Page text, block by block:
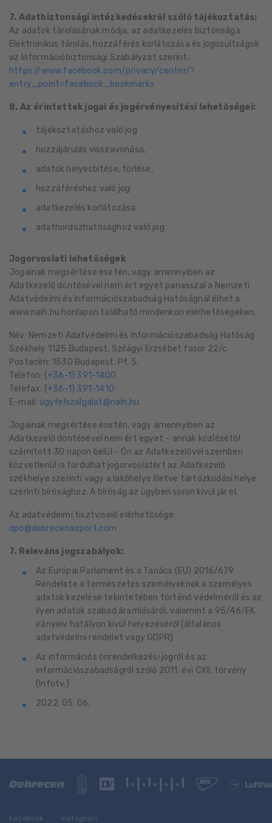
7. Adatbiztonsági intézkedésekről szóló tájékoztatás:
Az adatok tárolásának módja, az adatkezelés biztonsága:
Elektronikus tárolás, hozzáférés korlátozása és jogosultságok
az Információbiztonsági Szabályzat szerint.
https://www.facebook.com/privacy/center/?
entry_point=facebook_bookmarks
8. Az érintettek jogai és jogérvényesítési lehetőségei:
tájékoztatáshoz való jog
hozzájárulás visszavonása,
adatok helyesbítése, törlése,
hozzáféréshez való jog
adatkezelés korlátozása
adathordozhatósághoz való jog
Jogorvoslati lehetőségek
Jogainak megsértése esetén, vagy amennyiben az
Adatkezelő döntésével nem ért egyet panasszal a Nemzeti
Adatvédelmi és Információszabadság Hatóságnál élhet a
www.naih.hu honlapon található mindenkori elérhetőségeken.
Név: Nemzeti Adatvédelmi és Információszabadság Hatóság
Székhely 1125 Budapest, Szilágyi Erzsébet fasor 22/c
Postacím: 1530 Budapest, Pf. 5.
Telefon: (+36-1) 391-1400
Telefax: (+36-1) 391-1410
E-mail:
@
Jogainak megsértése esetén, vagy amennyiben az
Adatkezelő döntésével nem ért egyet – annak közlésétől
számított 30 napon belül – Ön az Adatkezelővel szemben
közvetlenül is fordulhat jogorvoslatért az Adatkezelő
székhelye szerinti vagy a lakóhelye illetve tartózkodási helye
szerinti bírósághoz. A bíróság az ügyben soron kívül jár el.
Az adatvédelmi tisztviselő elérhetősége:
@
7. Releváns jogszabályok:
Az Európai Parlament és a Tanács (EU) 2016/679
Rendelete a természetes személyeknek a személyes
adatok kezelése tekintetében történő védelméről és az
ilyen adatok szabad áramlásáról, valamint a 95/46/EK
irányelv hatályon kívül helyezéséről (általános
adatvédelmi rendelet vagy GDPR)
Az információs önrendelkezési jogról és az
információszabadságról szóló 2011. évi CXII. törvény
(Infotv.)
2022. 05. 06.
Facebook Instagram